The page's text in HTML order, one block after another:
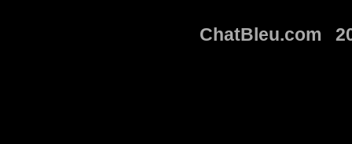
ChatBleu.com